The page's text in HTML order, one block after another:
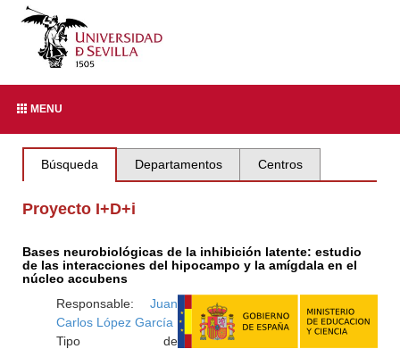
MENU
Búsqueda Departamentos Centros
Proyecto I+D+i
Bases neurobiológicas de la inhibición latente: estudio
de las interacciones del hipocampo y la amígdala en el
núcleo accubens
Responsable: Juan
Carlos López García
Tipo de